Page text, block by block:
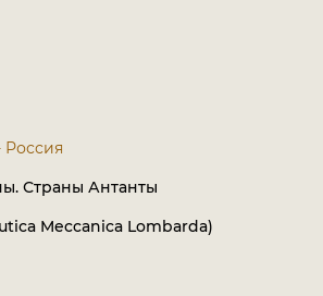
Россия
Страны Антанты
Meccanica Lombarda)